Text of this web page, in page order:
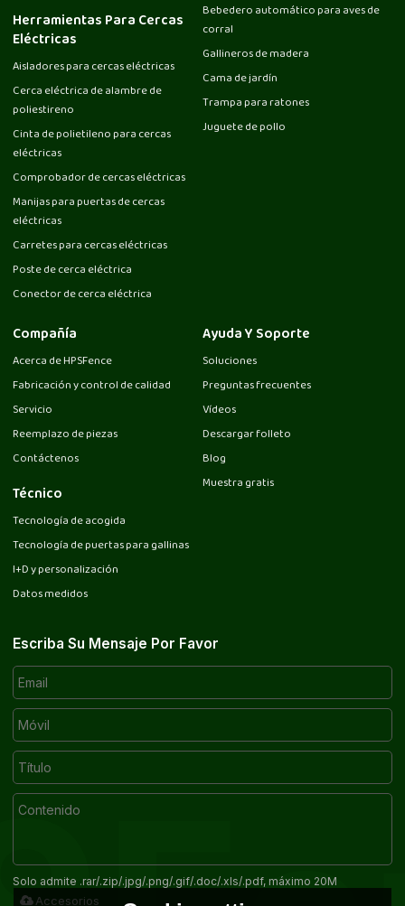
Herramientas Para Cercas
Eléctricas
Aisladores para cercas eléctricas
Cerca eléctrica de alambre de
poliestireno
Cinta de polietileno para cercas
eléctricas
Comprobador de cercas eléctricas
Manijas para puertas de cercas
eléctricas
Carretes para cercas eléctricas
Poste de cerca eléctrica
Conector de cerca eléctrica
Bebedero automático para aves de
corral
Gallineros de madera
Cama de jardín
Trampa para ratones
Juguete de pollo
Compañía
Acerca de HPSFence
Fabricación y control de calidad
Servicio
Reemplazo de piezas
Contáctenos
Técnico
Tecnología de acogida
Tecnología de puertas para gallinas
I+D y personalización
Datos medidos
Ayuda Y Soporte
Soluciones
Preguntas frecuentes
Vídeos
Descargar folleto
Blog
Muestra gratis
Escriba Su Mensaje Por Favor
Solo admite .rar/.zip/.jpg/.png/.gif/.doc/.xls/.pdf, máximo 20M
Accesorios